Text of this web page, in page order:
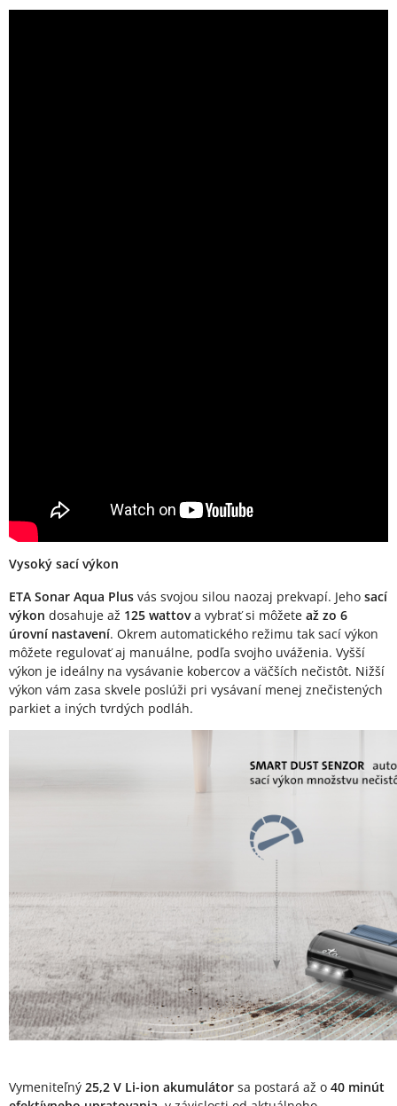
Vysoký sací výkon
ETA Sonar Aqua Plus vás svojou silou naozaj prekvapí. Jeho sací
výkon dosahuje až 125 wattova vybrať si môžete až zo 6
úrovní nastavení. Okrem automatického režimu tak sací výkon
môžete regulovať aj manuálne, podľa svojho uváženia. Vyšší
výkon je ideálny na vysávanie kobercov a väčších nečistôt. Nižší
výkon vám zasa skvele poslúži pri vysávaní menej znečistených
parkiet a iných tvrdých podláh.
Vymeniteľný 25,2 V Li-ion akumulátor sa postará až o 40 minút